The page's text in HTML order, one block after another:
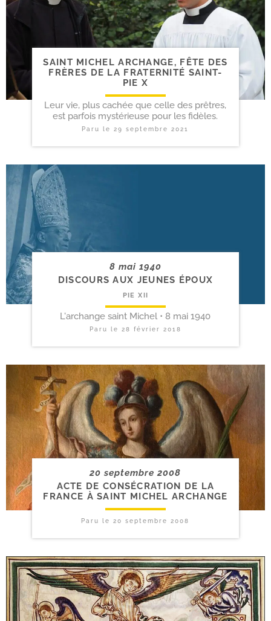
SAINT MICHEL ARCHANGE, FÊTE DES
FRÈRES DE LA FRATERNITÉ SAINT-​
PIE X
Leur vie, plus cachée que celle des prêtres,
est parfois mystérieuse pour les fidèles.
Paru le29 septembre 2021
8 mai 1940
DISCOURS AUX JEUNES ÉPOUX
PIE XII
L'archange saint Michel • 8 mai 1940
Paru le 28 février 2018
20 septembre 2008
ACTE DE CONSÉCRATION DE LA
FRANCE À SAINT MICHEL ARCHANGE
Paru le20 septembre 2008